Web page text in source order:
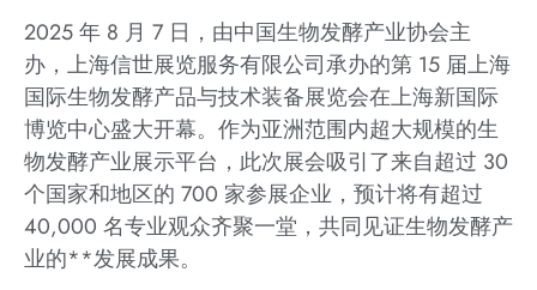
2025 年 8 月 7 日，由中国生物发酵产业协会主
办，上海信世展览服务有限公司承办的第 15 届上海
国际生物发酵产品与技术装备展览会在上海新国际
博览中心盛大开幕。作为亚洲范围内超大规模的生
物发酵产业展示平台，此次展会吸引了来自超过 30
个国家和地区的 700 家参展企业，预计将有超过
40,000 名专业观众齐聚一堂，共同见证生物发酵产
业的**发展成果。